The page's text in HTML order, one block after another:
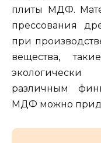
плиты МДФ.
прессования
при
вещества,
экологически
различным
МДФ можно